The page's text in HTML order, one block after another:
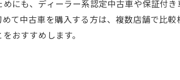
法
探し方
にも、ディーラー系認定中古車や保証付
て中古車を購入する方は、複数店舗で比較
おすすめします。